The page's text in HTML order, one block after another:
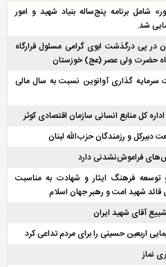
شامل برنامه پنج‌ساله بنیاد شهید و امور
در پی درگذشت ابوی گرامی مسئول قرارگاه
حضرت ولی عصر (عج) خوزستان
سرمایه گذاری آوانوین نسبت به سال مالی
کل منابع انسانی سازمان اقتصادی کوثر
دبیرکل و رزمندگان حزب‌الله لبنان
فراموش‌نشدنی دارد
و توسعه فرهنگ ایثار و شهادت به مناسبت
قائد شهید امت و رهبر جهان اسلام
آقای شهید ایران
اربعین حسینی را برای مردم تداعی کرد
نماز